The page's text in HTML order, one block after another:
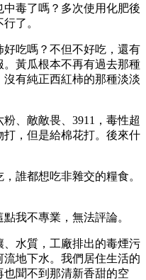
毒了嗎？多次使用化肥後
了。
吃嗎？不但不好吃，還有
黃瓜根本不再有過去那種
有純正西紅柿的那種淡淡
、敵敵畏、3911，毒性超
，但是給棉花打。後來什
誰都想吃非雜交的糧食。
我不專業，無法評論。
水質，工廠排出的毒煙污
地下水。我們居住生活的
聞不到那清新香甜的空